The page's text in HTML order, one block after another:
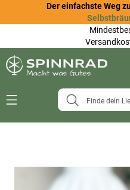
Der einfachste Weg
Navigation